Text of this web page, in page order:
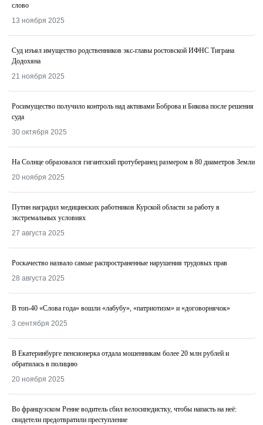
слово
13 ноября 2025
Суд изъял имущество родственников экс-главы ростовской ИФНС Тиграна
Додохяна
21 ноября 2025
Росимущество получило контроль над активами Боброва и Бикова после решения
суда
30 октября 2025
На Солнце образовался гигантский протуберанец размером в 80 диаметров Земли
20 ноября 2025
Путин наградил медицинских работников Курской области за работу в
экстремальных условиях
27 августа 2025
Роскачество назвалo самые распространенные нарушения трудовых прав
28 августа 2025
В топ-40 «Слова года» вошли «лабубу», «патриотизм» и «договорнячок»
3 сентября 2025
В Екатеринбурге пенсионерка отдала мошенникам более 20 млн рублей и
обратилась в полицию
20 ноября 2025
Во французском Ренне водитель сбил велосипедистку, чтобы напасть на неё:
свидетели предотвратили преступление